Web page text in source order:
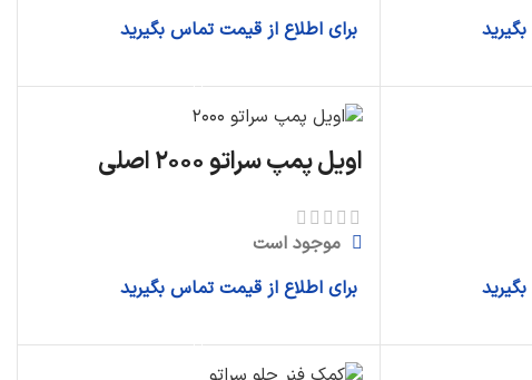
برای اطلاع از قیمت تماس بگیرید
اویل پمپ سراتو ۲۰۰۰ اصلی
موجود است
برای اطلاع از قیمت تماس بگیرید